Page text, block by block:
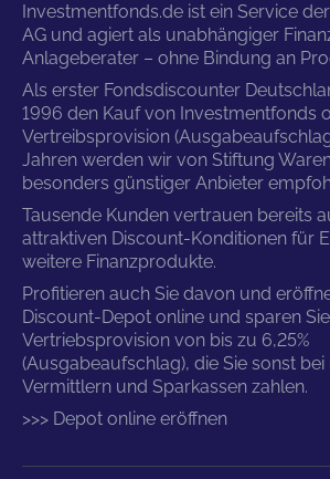
Investmentfonds.de ist ein Service
AG und agiert als unabhängiger
Anlageberater – ohne Bindung an
Als erster Fondsdiscounter
1996 den Kauf von Investmentfonds
Vertreibsprovision
Jahren werden wir von Stiftung
besonders günstiger Anbieter
Tausende Kunden vertrauen bereits
attraktiven Discount-Konditionen für
weitere Finanzprodukte.
Profitieren auch Sie davon und
Discount-Depot online und sparen
Vertriebsprovision von bis zu 6,25%
(Ausgabeaufschlag), die Sie sonst
Vermittlern und Sparkassen zahlen.
>>> Depot online eröffnen